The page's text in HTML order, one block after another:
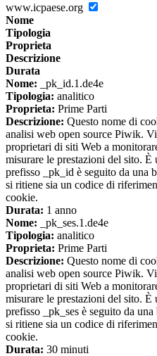
www.icpaese.org
Nome
Tipologia
Proprieta
Descrizione
Durata
Nome: _pk_id.1.de4e
Tipologia: analitico
Proprieta: Prime Parti
Descrizione: Questo nome di
analisi web open source Piwik.
proprietari di siti Web a
misurare le prestazioni del sito.
prefisso _pk_id è seguito da una
si ritiene sia un codice di
cookie.
Durata: 1 anno
Nome: _pk_ses.1.de4e
Tipologia: analitico
Proprieta: Prime Parti
Descrizione: Questo nome di
analisi web open source Piwik.
proprietari di siti Web a
misurare le prestazioni del sito.
prefisso _pk_ses è seguito da
si ritiene sia un codice di
cookie.
Durata: 30 minuti